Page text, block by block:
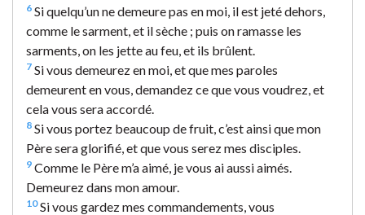
6 Si quelqu’un ne demeure pas en moi, il est jeté dehors,
comme le sarment, et il sèche ; puis on ramasse les
sarments, on les jette au feu, et ils brûlent.
7 Si vous demeurez en moi, et que mes paroles
demeurent en vous, demandez ce que vous voudrez, et
cela vous sera accordé.
8 Si vous portez beaucoup de fruit, c’est ainsi que mon
Père sera glorifié, et que vous serez mes disciples.
9 Comme le Père m’a aimé, je vous ai aussi aimés.
Demeurez dans mon amour.
10Si vous gardez mes commandements, vous